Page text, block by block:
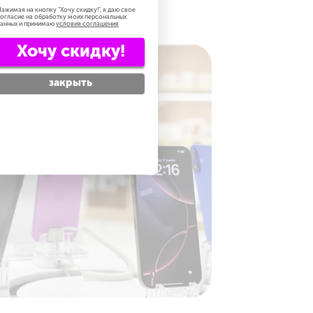
на кнопку "Хочу скидку!", я даю свое
на обработку моих персональных
и принимаю условия соглашения
Хочу скидку!
закрыть